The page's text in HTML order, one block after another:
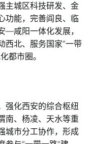
主城区科技研发、金
功能，完善阎良、临
—咸阳一体化发展，
西北、服务国家“一带
都市圈。
强化西安的综合枢纽
南、杨凌、天水等重
城市分工协作，形成